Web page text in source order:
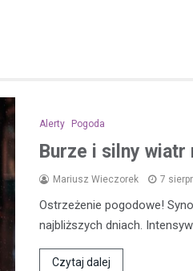
Alerty Pogoda
Burze i silny wiatr
Mariusz Wieczorek 7
Ostrzeżenie pogodowe!
najbliższych dniach.
Czytaj dalej